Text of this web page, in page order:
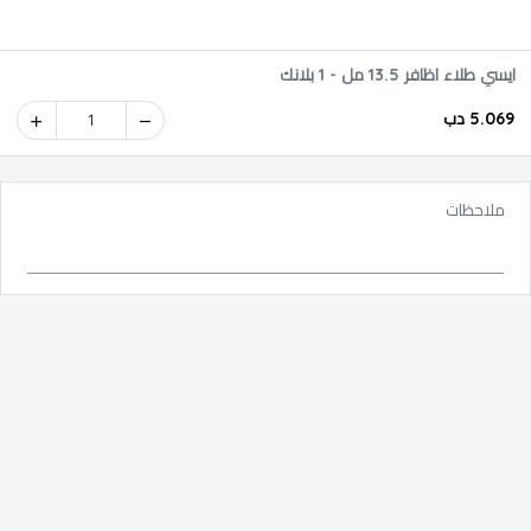
ايسي طلاء اظافر 13.5 مل - 1 بلانك
5.069 دب 1
ملاحظات